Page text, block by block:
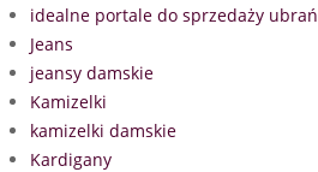
idealne portale do sprzedaży ubrań
Jeans
jeansy damskie
Kamizelki
kamizelki damskie
Kardigany